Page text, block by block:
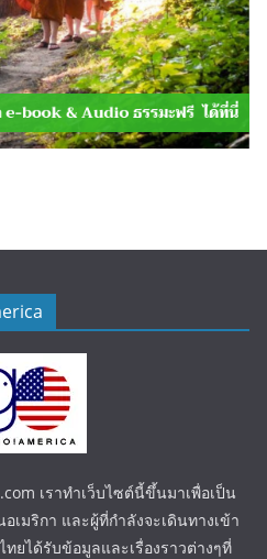
เราทำเว็บไซต์นี้ขึ้นมาเพื่อเป็น
เมริกา และผู้ที่กำลังจะเดินทางเข้า
ทยได้รับข้อมูลและเรื่องราวต่างๆที่